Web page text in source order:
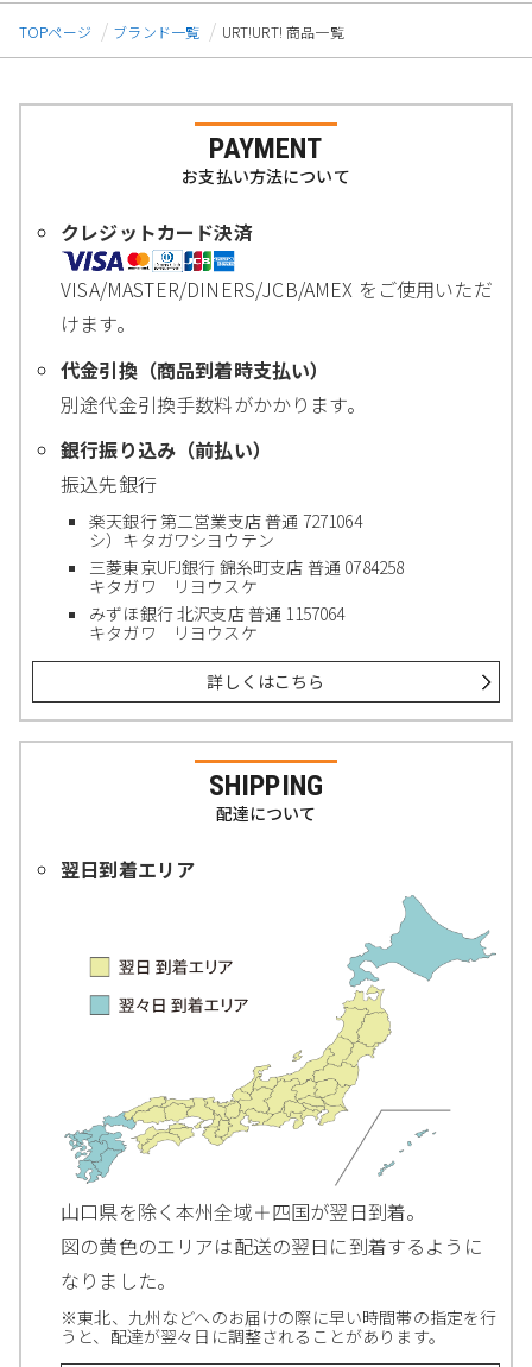
TOPページ ブランド一覧 URT!URT! 商品一覧
PAYMENT
お支払い方法について
クレジットカード決済
VISA/MASTER/DINERS/JCB/AMEX をご使用いただ
けます。
代金引換（商品到着時支払い）
別途代金引換手数料がかかります。
銀行振り込み（前払い）
振込先銀行
楽天銀行 第二営業支店 普通 7271064
シ）キタガワシヨウテン
三菱東京UFJ銀行 錦糸町支店 普通 0784258
キタガワ リヨウスケ
みずほ銀行 北沢支店 普通 1157064
キタガワ リヨウスケ
詳しくはこちら
SHIPPING
配達について
翌日到着エリア
山口県を除く本州全域＋四国が翌日到着。
図の黄色のエリアは配送の翌日に到着するように
なりました。
※東北、九州などへのお届けの際に早い時間帯の指定を行
うと、配達が翌々日に調整されることがあります。